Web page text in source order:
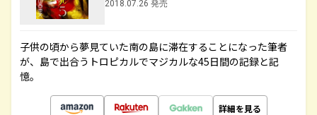
2018.07.26 発売
子供の頃から夢見ていた南の島に滞在することになった筆者
が、島で出合うトロピカルでマジカルな45日間の記録と記
憶。
詳細を見る